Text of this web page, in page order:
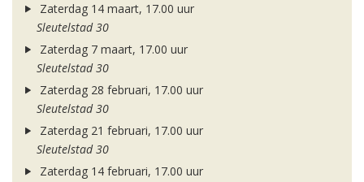
Zaterdag 14 maart, 17.00 uur
Sleutelstad 30
Zaterdag 7 maart, 17.00 uur
Sleutelstad 30
Zaterdag 28 februari, 17.00 uur
Sleutelstad 30
Zaterdag 21 februari, 17.00 uur
Sleutelstad 30
Zaterdag 14 februari, 17.00 uur